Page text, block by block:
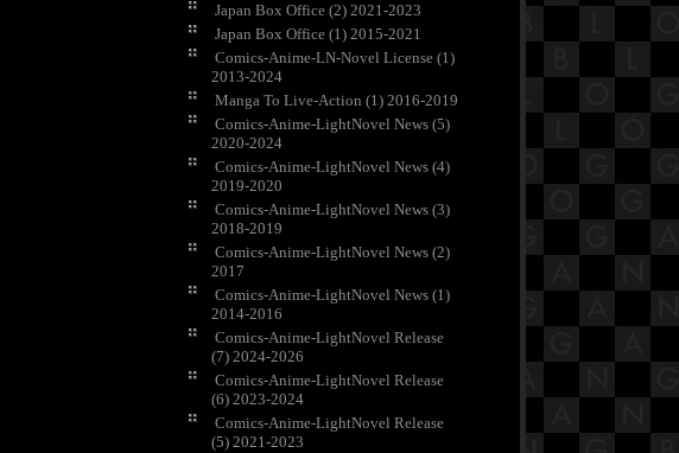
Japan Box Office (2) 2021-2023
Japan Box Office (1) 2015-2021
Comics-Anime-LN-Novel License (1)
2013-2024
Manga To Live-Action (1) 2016-2019
Comics-Anime-LightNovel News (5)
2020-2024
Comics-Anime-LightNovel News (4)
2019-2020
Comics-Anime-LightNovel News (3)
2018-2019
Comics-Anime-LightNovel News (2)
2017
Comics-Anime-LightNovel News (1)
2014-2016
Comics-Anime-LightNovel Release
(7) 2024-2026
Comics-Anime-LightNovel Release
(6) 2023-2024
Comics-Anime-LightNovel Release
(5) 2021-2023